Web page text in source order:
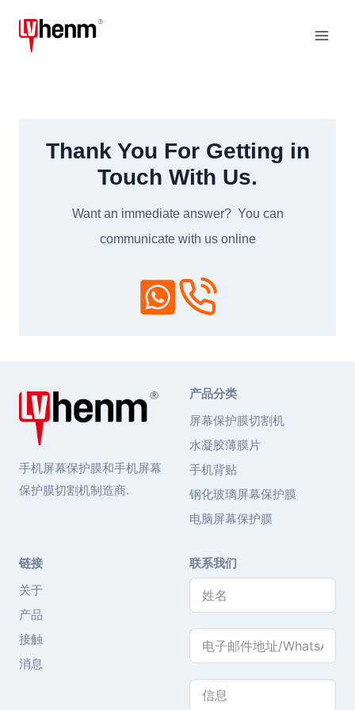
Thank You For Getting in
Touch With Us.
Want an immediate answer? You can
communicate with us online
手机屏幕保护膜和手机屏幕
保护膜切割机制造商.
产品分类
屏幕保护膜切割机
水凝胶薄膜片
手机背贴
钢化玻璃屏幕保护膜
电脑屏幕保护膜
链接
关于
产品
接触
消息
联系我们